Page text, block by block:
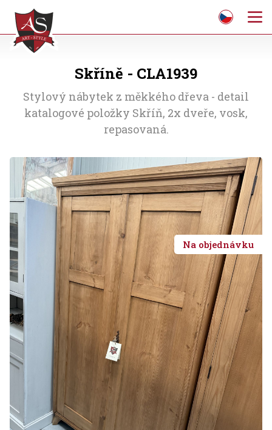
Skříně - CLA1939
Stylový nábytek z měkkého dřeva - detail
katalogové položky Skříň, 2x dveře, vosk,
repasovaná.
Na objednávku